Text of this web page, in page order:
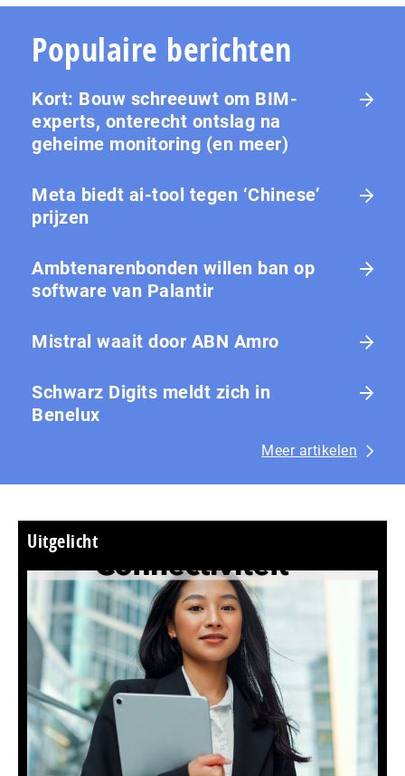
Populaire berichten
Kort: Bouw schreeuwt om BIM-
experts, onterecht ontslag na
geheime monitoring (en meer)
Meta biedt ai-tool tegen ‘Chinese’
prijzen
Ambtenarenbonden willen ban op
software van Palantir
Mistral waait door ABN Amro
Schwarz Digits meldt zich in
Benelux
Meer artikelen
Uitgelicht